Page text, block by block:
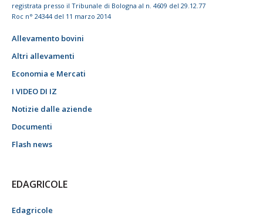
registrata presso il Tribunale di Bologna al n. 4609 del 29.12.77
Roc n° 24344 del 11 marzo 2014
Allevamento bovini
Altri allevamenti
Economia e Mercati
I VIDEO DI IZ
Notizie dalle aziende
Documenti
Flash news
EDAGRICOLE
Edagricole